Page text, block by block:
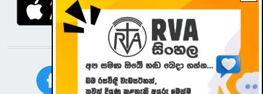
STAY CONNECTED WITH US!